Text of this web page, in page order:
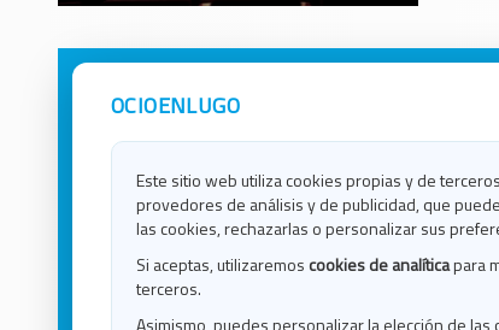
OCIOENLUGO
Este sitio web utiliza cookies propias y de
provedores de análisis y de publicidad, que
las cookies, rechazarlas o personalizar sus
Si aceptas, utilizaremos cookies de analíticapara
terceros.
Asimismo, puedes personalizar la elección de
Avisos Legales
Política de Cookies